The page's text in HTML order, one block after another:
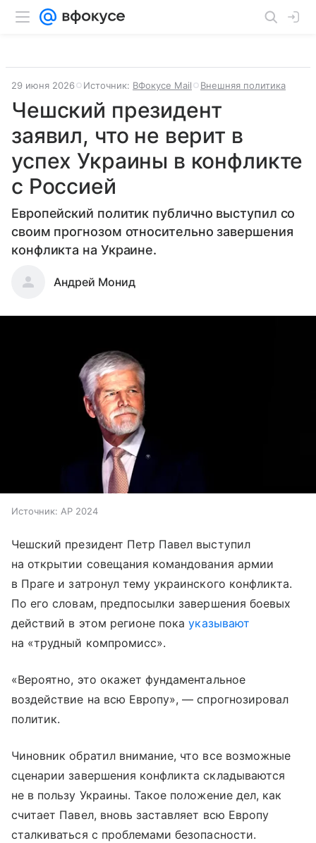
29 июня 2026 Источник: ВФокусе Mail Внешняя политика
Чешский президент
заявил, что не верит в
успех Украины в конфликте
с Россией
Европейский политик публично выступил со
своим прогнозом относительно завершения
конфликта на Украине.
Андрей Монид
Источник: AP 2024
Чешский президент Петр Павел выступил
на открытии совещания командования армии
в Праге и затронул тему украинского конфликта.
По его словам, предпосылки завершения боевых
действий в этом регионе покауказывают
на «трудный компромисс».
«Вероятно, это окажет фундаментальное
воздействие на всю Европу», — спрогнозировал
политик.
Чиновник обратил внимание, что все возможные
сценарии завершения конфликта складываются
не в пользу Украины. Такое положение дел, как
считает Павел, вновь заставляет всю Европу
сталкиваться с проблемами безопасности.